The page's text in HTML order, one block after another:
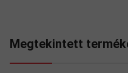
Megtekintett